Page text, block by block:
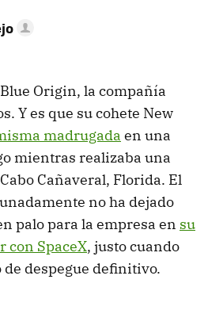
Origin, la compañía
Y es que su cohete New
madrugada en una
mientras realizaba una
Cañaveral, Florida. El
no ha dejado
palo para la empresa en su
con SpaceX, justo cuando
de despegue definitivo.